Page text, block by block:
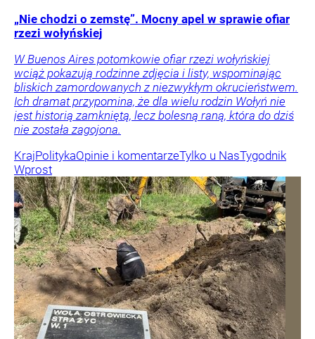
„Nie chodzi o zemstę”. Mocny apel w sprawie ofiar
rzezi wołyńskiej
W Buenos Aires potomkowie ofiar rzezi wołyńskiej
wciąż pokazują rodzinne zdjęcia i listy, wspominając
bliskich zamordowanych z niezwykłym okrucieństwem.
Ich dramat przypomina, że dla wielu rodzin Wołyń nie
jest historią zamkniętą, lecz bolesną raną, która do dziś
nie została zagojona.
KrajPolitykaOpinie i komentarzeTylko u NasTygodnik
Wprost